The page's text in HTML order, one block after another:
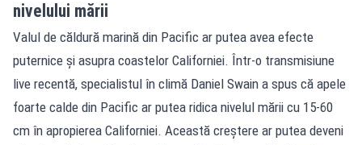
nivelului mării
Valul de căldură marină din Pacific ar putea avea efecte
puternice și asupra coastelor Californiei. Într-o transmisiune
live recentă, specialistul în climă Daniel Swain a spus că apele
foarte calde din Pacific ar putea ridica nivelul mării cu 15-60
cm în apropierea Californiei. Această creștere ar putea deveni